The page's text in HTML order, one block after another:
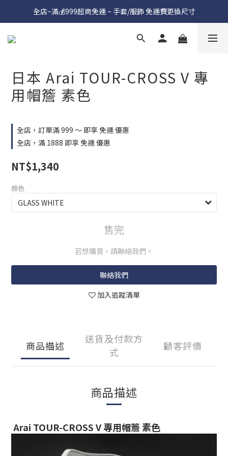
全店~滿💰999超商免運 ~ 手套/服飾 免運費更換尺寸
日本 Arai TOUR-CROSS V 專
用帽簷 素色
全店，訂單滿 999 ～ 即享 免運 優惠
全店，滿 1888 即享 免運 優惠
NT$1,340
顏色
售完
若想購買，請聯絡我們。
聯絡我們
加入追蹤清單
商品描述
送貨及付款方
式
顧客評價
商品描述
Arai TOUR-CROSS V 專用帽簷 素色